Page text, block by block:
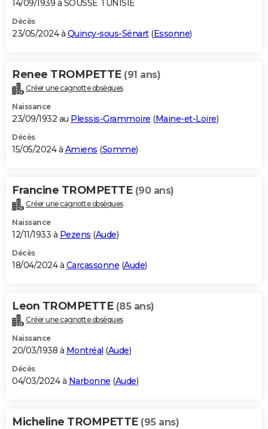
14/09/1939 à SOUSSE TUNISIE
Décès
23/05/2024 à Quincy-sous-Sénart(Essonne)
Renee TROMPETTE (91 ans)
Créer une cagnotte obsèques
Naissance
23/09/1932 au Plessis-Grammoire (Maine-et-Loire)
Décès
15/05/2024 à Amiens (Somme)
Francine TROMPETTE (90 ans)
Créer une cagnotte obsèques
Naissance
12/11/1933 à Pezens (Aude)
Décès
18/04/2024 à Carcassonne (Aude)
Leon TROMPETTE (85 ans)
Créer une cagnotte obsèques
Naissance
20/03/1938 à Montréal (Aude)
Décès
04/03/2024 à Narbonne (Aude)
Micheline TROMPETTE (95 ans)